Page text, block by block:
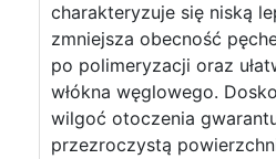
charakteryzuje się niską
zmniejsza obecność
po polimeryzacji oraz
włókna węglowego.
wilgoć otoczenia
przezroczystą